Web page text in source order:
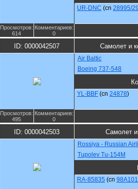
UR-DNC (cn 28995/
Просмотров:
614
Комментариев:
0
ID: 0000042507 Самолет и
Air Baltic
Boeing 737-548
YL-BBF (cn 24878)
Просмотров:
495
Комментариев:
0
ID: 0000042503 Самолет
Rossiya - Russian
Tupolev Tu-154M
RA-85835 (cn